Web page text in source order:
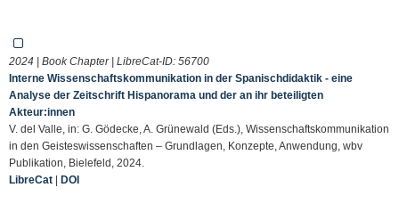
2024 | Book Chapter | LibreCat-ID: 56700
Interne Wissenschaftskommunikation in der Spanischdidaktik - eine
Analyse der Zeitschrift Hispanorama und der an ihr beteiligten
Akteur:innen
V. del Valle, in: G. Gödecke, A. Grünewald (Eds.), Wissenschaftskommunikation
in den Geisteswissenschaften – Grundlagen, Konzepte, Anwendung, wbv
Publikation, Bielefeld, 2024.
LibreCat | DOI